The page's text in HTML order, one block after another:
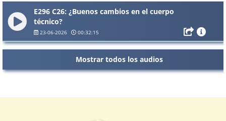
E296 C26: ¿Buenos cambios en el cuerpo
técnico?
23-06-2026 00:32:15
Mostrar todos los audios